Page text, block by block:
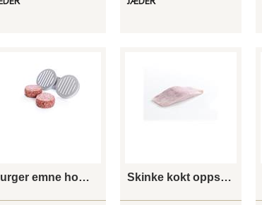
Burger emne homestyle 150g Skinke kokt oppskåret